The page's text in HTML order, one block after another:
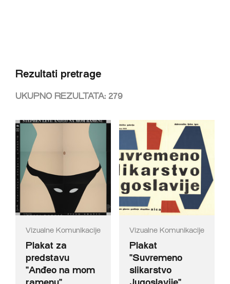
Rezultati pretrage
UKUPNO REZULTATA: 279
Vizualne Komunikacije
Plakat za
predstavu
"Anđeo na mom
Vizualne Komunikacije
Plakat
"Suvremeno
slikarstvo